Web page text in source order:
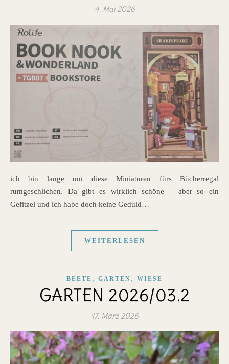
4. Mai 2026
ich bin lange um diese Miniaturen fürs Bücherregal
rumgeschlichen. Da gibt es wirklich schöne – aber so ein
Gefitzel und ich habe doch keine Geduld…
WEITERLESEN
BEETE , GARTEN , WIESE
GARTEN 2026/03.2
17. März 2026